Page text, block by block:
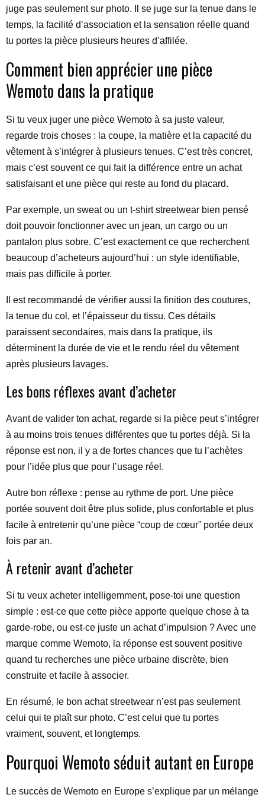
juge pas seulement sur photo. Il se juge sur la tenue dans le
temps, la facilité d’association et la sensation réelle quand
tu portes la pièce plusieurs heures d’affilée.
Comment bien apprécier une pièce
Wemoto dans la pratique
Si tu veux juger une pièce Wemoto à sa juste valeur,
regarde trois choses : la coupe, la matière et la capacité du
vêtement à s’intégrer à plusieurs tenues. C’est très concret,
mais c’est souvent ce qui fait la différence entre un achat
satisfaisant et une pièce qui reste au fond du placard.
Par exemple, un sweat ou un t-shirt streetwear bien pensé
doit pouvoir fonctionner avec un jean, un cargo ou un
pantalon plus sobre. C’est exactement ce que recherchent
beaucoup d’acheteurs aujourd’hui : un style identifiable,
mais pas difficile à porter.
Il est recommandé de vérifier aussi la finition des coutures,
la tenue du col, et l’épaisseur du tissu. Ces détails
paraissent secondaires, mais dans la pratique, ils
déterminent la durée de vie et le rendu réel du vêtement
après plusieurs lavages.
Les bons réflexes avant d’acheter
Avant de valider ton achat, regarde si la pièce peut s’intégrer
à au moins trois tenues différentes que tu portes déjà. Si la
réponse est non, il y a de fortes chances que tu l’achètes
pour l’idée plus que pour l’usage réel.
Autre bon réflexe : pense au rythme de port. Une pièce
portée souvent doit être plus solide, plus confortable et plus
facile à entretenir qu’une pièce “coup de cœur” portée deux
fois par an.
À retenir avant d’acheter
Si tu veux acheter intelligemment, pose-toi une question
simple : est-ce que cette pièce apporte quelque chose à ta
garde-robe, ou est-ce juste un achat d’impulsion ? Avec une
marque comme Wemoto, la réponse est souvent positive
quand tu recherches une pièce urbaine discrète, bien
construite et facile à associer.
En résumé, le bon achat streetwear n’est pas seulement
celui qui te plaît sur photo. C’est celui que tu portes
vraiment, souvent, et longtemps.
Pourquoi Wemoto séduit autant en Europe
Le succès de Wemoto en Europe s’explique par un mélange